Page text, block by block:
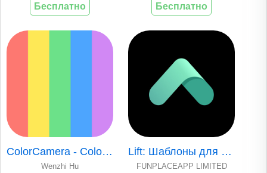
Бесплатно Бесплатно
ColorCamera - Color Picker
Wenzhi Hu
Lift: Шаблоны для Сторис
FUNPLACEAPP LIMITED